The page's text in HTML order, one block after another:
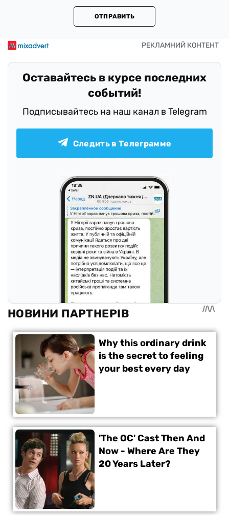
ОТПРАВИТЬ
Оставайтесь в курсе последних
событий!
Подписывайтесь на наш канал в Telegram
Следить в Телеграмме